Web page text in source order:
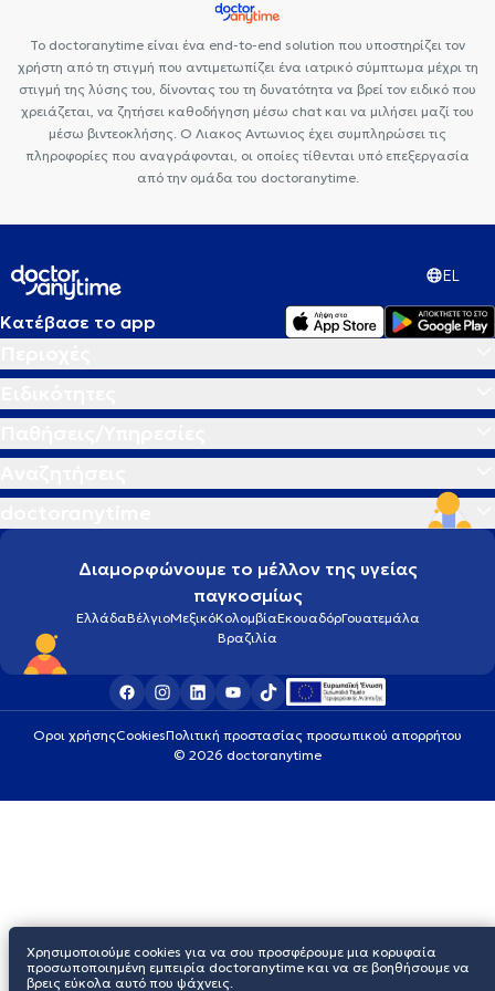
Το doctoranytime είναι ένα end-to-end solution που υποστηρίζει τον
χρήστη από τη στιγμή που αντιμετωπίζει ένα ιατρικό σύμπτωμα μέχρι τη
στιγμή της λύσης του, δίνοντας του τη δυνατότητα να βρεί τον ειδικό που
χρειάζεται, να ζητήσει καθοδήγηση μέσω chat και να μιλήσει μαζί του
μέσω βιντεοκλήσης. Ο Λιακος Αντωνιος έχει συμπληρώσει τις
πληροφορίες που αναγράφονται, οι οποίες τίθενται υπό επεξεργασία
από την ομάδα του doctoranytime.
EL
Κατέβασε το app
Διαμορφώνουμε το μέλλον της υγείας
παγκοσμίως
ΕλλάδαΒέλγιοΜεξικόΚολομβίαΕκουαδόρΓουατεμάλα
Βραζιλία
Οροι χρήσηςCookiesΠολιτική προστασίας προσωπικού απορρήτου
© 2026 doctoranytime
Χρησιμοποιούμε cookies για να σου προσφέρουμε μια κορυφαία
προσωποποιημένη εμπειρία doctoranytime και να σε βοηθήσουμε να
βρεις εύκολα αυτό που ψάχνεις.